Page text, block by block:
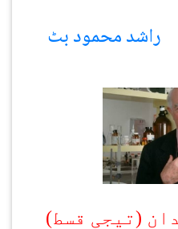
(تیجی قسط)